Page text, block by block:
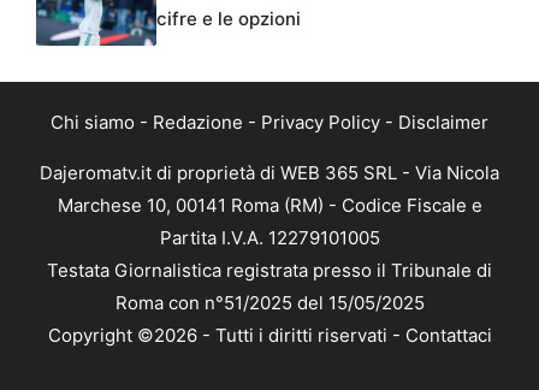
cifre e le opzioni
Chi siamo - Redazione - Privacy Policy - Disclaimer
Dajeromatv.it di proprietà di WEB 365 SRL - Via Nicola
Marchese 10, 00141 Roma (RM) - Codice Fiscale e
Partita I.V.A. 12279101005
Testata Giornalistica registrata presso il Tribunale di
Roma con n°51/2025 del 15/05/2025
Copyright ©2026 - Tutti i diritti riservati - Contattaci